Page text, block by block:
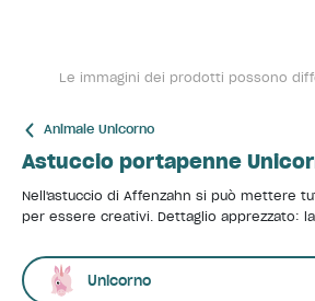
Le immagini dei prodotti possono
Animale Unicorno
Astuccio portapenne
Nell'astuccio di Affenzahn si può mettere
per essere creativi. Dettaglio apprezzato:
Unicorno